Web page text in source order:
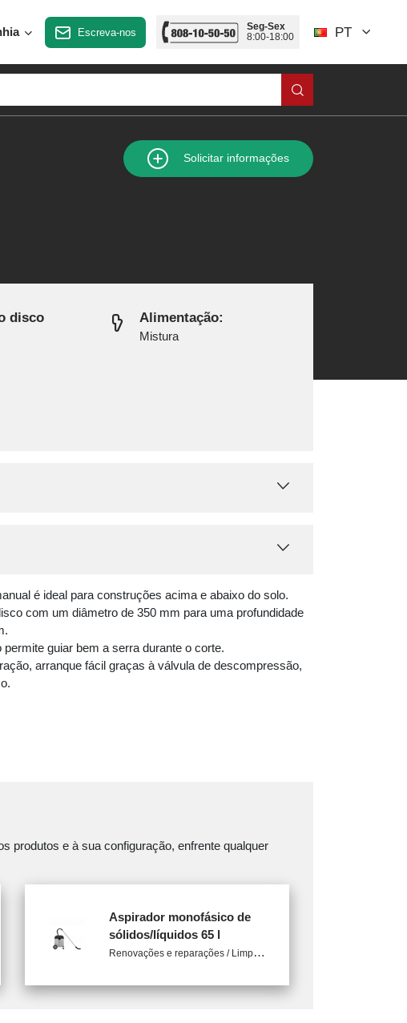
Escreva-nos
Seg-Sex
8:00-18:00
PT
Solicitar informações
disco
Alimentação:
Mistura
é ideal para construções acima e abaixo do solo.
com um diâmetro de 350 mm para uma profundidade
guiar bem a serra durante o corte.
arranque fácil graças à válvula de descompressão,
produtos e à sua configuração, enfrente qualquer
Aspirador monofásico de
sólidos/líquidos 65 l
R
enovações e reparações / Limpeza